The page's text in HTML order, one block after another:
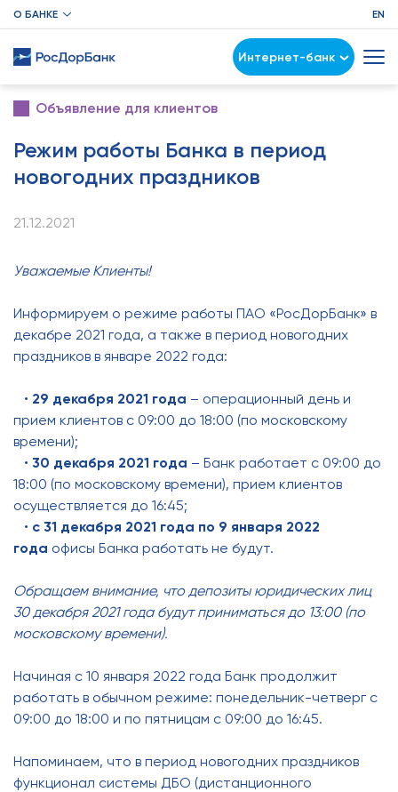
О БАНКЕ EN
Интернет-банк
Объявление для клиентов
Режим работы Банка в период
новогодних праздников
21.12.2021
Уважаемые Клиенты!
Информируем о режиме работы ПАО «РосДорБанк» в
декабре 2021 года, а также в период новогодних
праздников в январе 2022 года:
• 29 декабря 2021 года – операционный день и
прием клиентов с 09:00 до 18:00 (по московскому
времени);
• 30 декабря 2021 года – Банк работает с 09:00 до
18:00 (по московскому времени), прием клиентов
осуществляется до 16:45;
• c 31 декабря 2021 года по 9 января 2022
года офисы Банка работать не будут.
Обращаем внимание, что депозиты юридических лиц
30 декабря 2021 года будут приниматься до 13:00 (по
московскому времени).
Начиная с 10 января 2022 года Банк продолжит
работать в обычном режиме: понедельник-четверг с
09:00 до 18:00 и по пятницам с 09:00 до 16:45.
Напоминаем, что в период новогодних праздников
функционал системы ДБО (дистанционного